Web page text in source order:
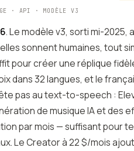
· API · MODÈLE V3
. Le modèle v3, sorti mi-2025,
sonnent humaines, tout
pour créer une réplique
dans 32 langues, et le
pas au text-to-speech :
de musique IA et des
par mois — suffisant pour
Le Creator à 22 $/mois